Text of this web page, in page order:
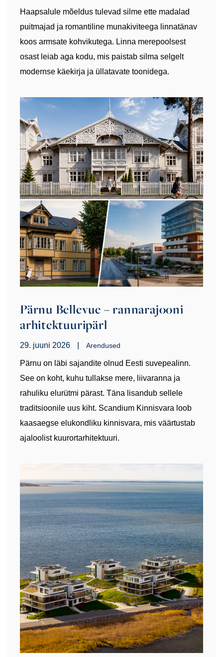
Haapsalule mõeldus tulevad silme ette madalad
puitmajad ja romantiline munakiviteega linnatänav
koos armsate kohvikutega. Linna merepoolsest
osast leiab aga kodu, mis paistab silma selgelt
modernse käekirja ja üllatavate toonidega.
Pärnu Bellevue – rannarajooni
arhitektuuripärl
29. juuni 2026 Arendused
Pärnu on läbi sajandite olnud Eesti suvepealinn.
See on koht, kuhu tullakse mere, liivaranna ja
rahuliku elurütmi pärast. Täna lisandub sellele
traditsioonile uus kiht. Scandium Kinnisvara loob
kaasaegse elukondliku kinnisvara, mis väärtustab
ajaloolist kuurortarhitektuuri.